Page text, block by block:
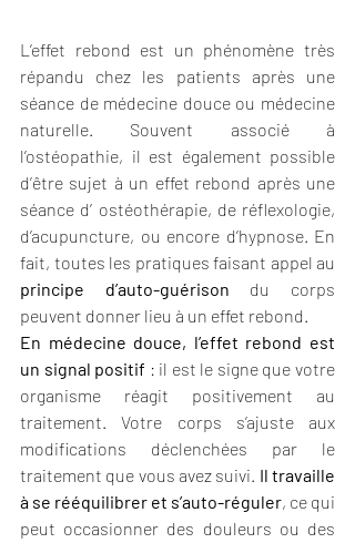
L’effet rebond est un phénomène très
répandu chez les patients après une
séance de médecine douce ou médecine
naturelle. Souvent associé à
l’ostéopathie, il est également possible
d’être sujet à un effet rebond après une
séance d’ ostéothérapie, de réflexologie,
d’acupuncture, ou encore d’hypnose. En
principe d’auto-guérison du corps
peuvent donner lieu à un effet rebond.
En médecine douce, l’effet rebond est
un signal positif : il est le signe que votre
organisme réagit positivement au
traitement. Votre corps s’ajuste aux
modifications déclenchées par le
traitement que vous avez suivi. Il travaille
à se rééquilibrer et s’auto-réguler, ce qui
peut occasionner des douleurs ou des